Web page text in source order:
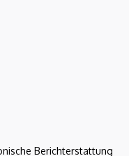
Berichterstattung